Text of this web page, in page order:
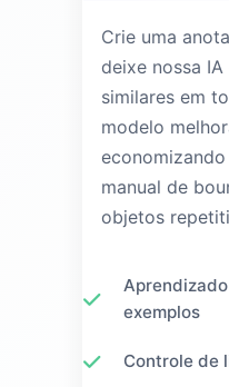
Crie uma
deixe nossa
similares em
modelo
manual de
objetos
exemplos
Controle de